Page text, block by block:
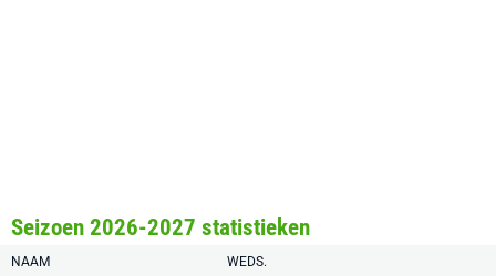
Seizoen 2026-2027 statistieken
NAAM WEDS.